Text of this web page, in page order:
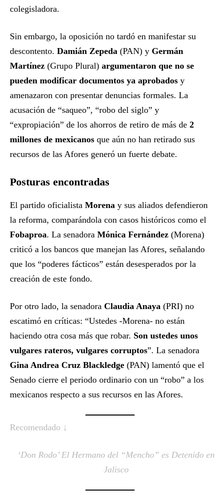
colegisladora.
Sin embargo, la oposición no tardó en manifestar su
descontento. Damián Zepeda (PAN) y Germán
Martínez (Grupo Plural) argumentaron que no se
pueden modificar documentos ya aprobados y
amenazaron con presentar denuncias formales. La
acusación de “saqueo”, “robo del siglo” y
“expropiación” de los ahorros de retiro de más de 2
millones de mexicanos que aún no han retirado sus
recursos de las Afores generó un fuerte debate.
Posturas encontradas
El partido oficialista Morena y sus aliados defendieron
la reforma, comparándola con casos históricos como el
Fobaproa. La senadora Mónica Fernández (Morena)
criticó a los bancos que manejan las Afores, señalando
que los “poderes fácticos” están desesperados por la
creación de este fondo.
Por otro lado, la senadora Claudia Anaya (PRI) no
escatimó en críticas: “Ustedes -Morena- no están
haciendo otra cosa más que robar. Son ustedes unos
vulgares rateros, vulgares corruptos”. La senadora
Gina Andrea Cruz Blackledge (PAN) lamentó que el
Senado cierre el periodo ordinario con un “robo” a los
mexicanos respecto a sus recursos en las Afores.
Recomendado ↓
‘Don Rodo’ El Hermano del “Mencho” es Detenido en
Jalisco